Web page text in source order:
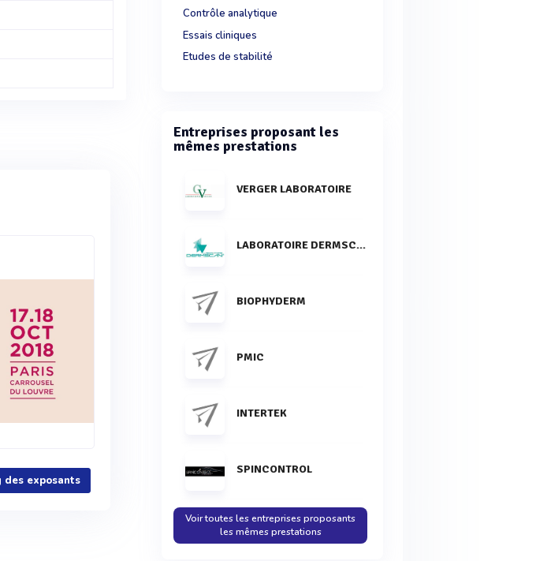
des exposants
Contrôle analytique
Essais cliniques
Etudes de stabilité
Entreprises proposant les
mêmes prestations
VERGER LABORATOIRE
LABORATOIRE DERMSCAN
BIOPHYDERM
PMIC
INTERTEK
SPINCONTROL
Voir toutes les entreprises proposants
les mêmes prestations